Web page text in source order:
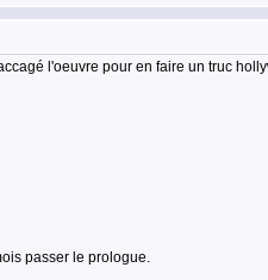
l'oeuvre pour en faire un truc
passer le prologue.